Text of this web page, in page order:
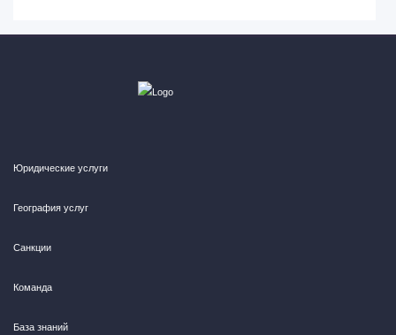
Юридические услуги
География услуг
Санкции
Команда
База знаний